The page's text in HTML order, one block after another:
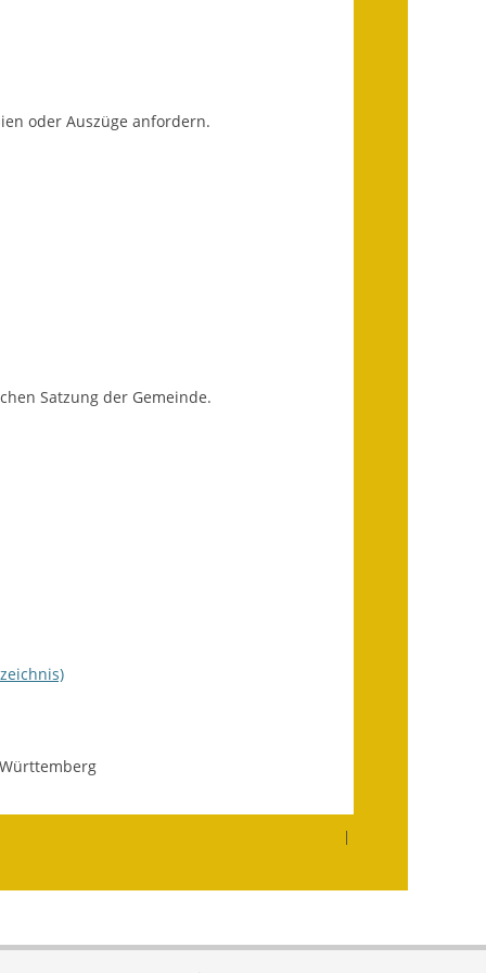
Zahlen und Fakten
Dienstleistungen
oder Auszüge anfordern.
Satzung der Gemeinde.
|